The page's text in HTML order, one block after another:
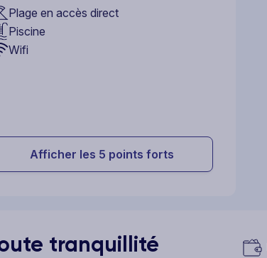
Plage en accès direct
Piscine
Wifi
Afficher les 5 points forts
tranquillité